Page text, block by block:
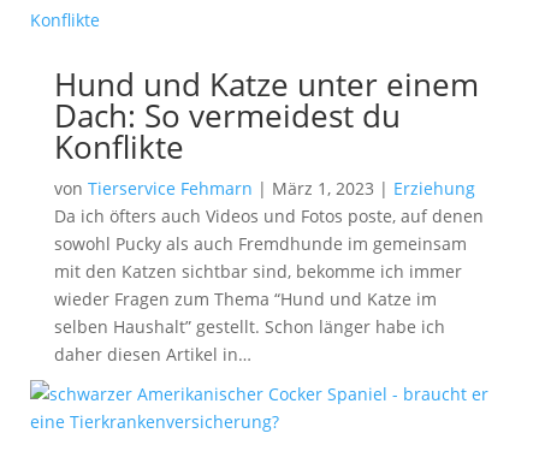
Hund und Katze unter einem
Dach: So vermeidest du
Konflikte
von Tierservice Fehmarn | März 1, 2023 | Erziehung
Da ich öfters auch Videos und Fotos poste, auf denen
sowohl Pucky als auch Fremdhunde im gemeinsam
mit den Katzen sichtbar sind, bekomme ich immer
wieder Fragen zum Thema “Hund und Katze im
selben Haushalt” gestellt. Schon länger habe ich
daher diesen Artikel in…